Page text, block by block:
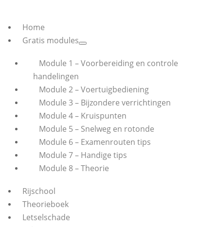
Home
Gratis modules
Module 1 – Voorbereiding en controle
handelingen
Module 2 – Voertuigbediening
Module 3 – Bijzondere verrichtingen
Module 4 – Kruispunten
Module 5 – Snelweg en rotonde
Module 6 – Examenrouten tips
Module 7 – Handige tips
Module 8 – Theorie
Rijschool
Theorieboek
Letselschade